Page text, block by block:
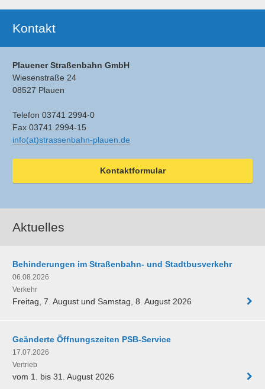
Kontakt
Plauener Straßenbahn GmbH
Wiesenstraße 24
08527 Plauen
Telefon 03741 2994-0
Fax 03741 2994-15
info(at)strassenbahn-plauen.de
Kontaktformular
Aktuelles
Behinderungen im Straßenbahn- und Stadtbusverkehr
06.08.2026
Verkehr
Freitag, 7. August und Samstag, 8. August 2026
Geänderte Öffnungszeiten PSB-Service
17.07.2026
Vertrieb
vom 1. bis 31. August 2026